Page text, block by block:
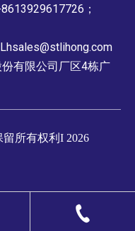
；
Lhsales@stlihong.com
有限公司厂区4栋广
留所有权利I 2026